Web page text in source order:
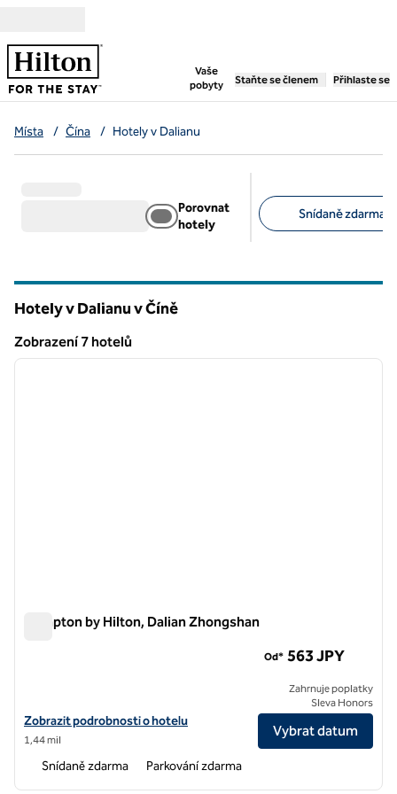
Vaše
pobyty
,otevře se nová záložka
Staňte se členem Přihlaste se
Místa / Čína / Hotely v Dalianu
Porovnat
hotely
Snídaně zdarma
Hotely v Dalianu v Číně
Zobrazení 7 hotelů
Zobrazení 7 hotelů
1 z 12
další
Hampton by Hilton, Dalian Zhongshan
Zobrazit detaily hotelu Hampton by Hilton, Dalian Zhongshan
Zobrazit podrobnosti o hotelu
1,44 mil
Od* 563 JPY
Zahrnuje poplatky
Sleva Honors
Vybrat datum
Snídaně zdarma Parkování zdarma